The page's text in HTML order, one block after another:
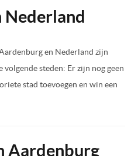
Nederland
en Nederland zijn
volgende steden: Er zijn nog geen
stad toevoegen en win een
Aardenburg